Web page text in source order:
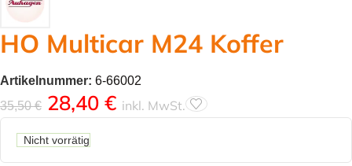
HO Multicar M24 Koffer
Artikelnummer: 6-66002
35,50€ 28,40 € inkl. MwSt.
Nicht vorrätig